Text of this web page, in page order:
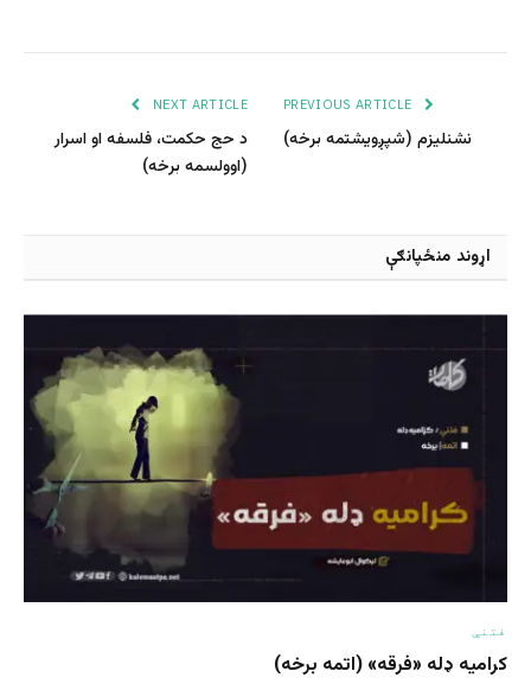
نشنلیزم (شپږویشتمه برخه)
NEXT ARTICLE
د حج حکمت، فلسفه او اسرار
(اوولسمه برخه)
اړوند منځپانګې
فتنې
کرامیه ډله «فرقه» (اتمه برخه)